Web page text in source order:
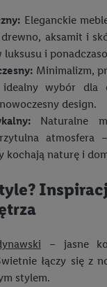
Eleganckie
aksamit i
luksusu i
Minimalizm,
wybór dla
design.
Naturalne
atmosfera
kochają naturę i
– jasne
łączy się z
stylem.
można
wyrazić zgodę na
oraz dla partnerów ;
poniżej w formie
korzystania z IAB
wydajności:
zapobieganie i
problemów,
różnych urządzeń,
automatycznie
wykorzystanie
Utiq do
danych